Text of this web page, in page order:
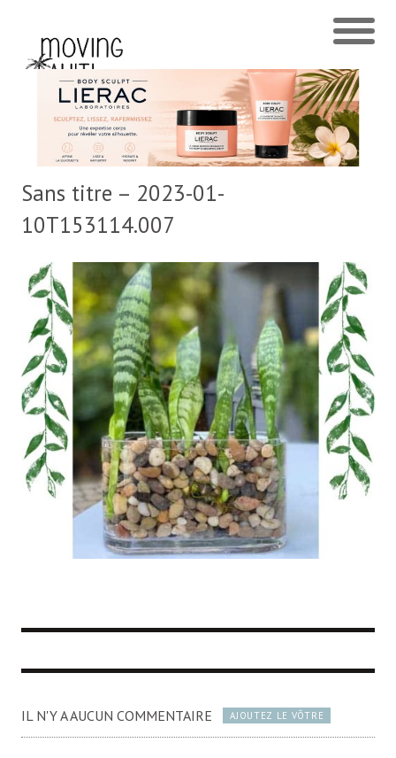
Sans titre – 2023-01-
10T153114.007
IL N'Y A AUCUN COMMENTAIRE AJOUTEZ LE VÔTRE